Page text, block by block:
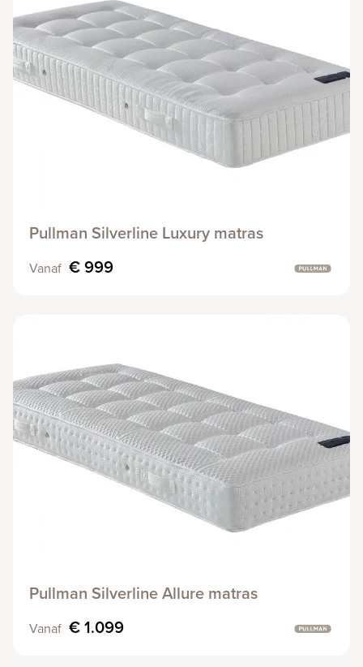
Pullman Silverline Luxury matras
Vanaf € 999
Pullman Silverline Allure matras
Vanaf € 1.099